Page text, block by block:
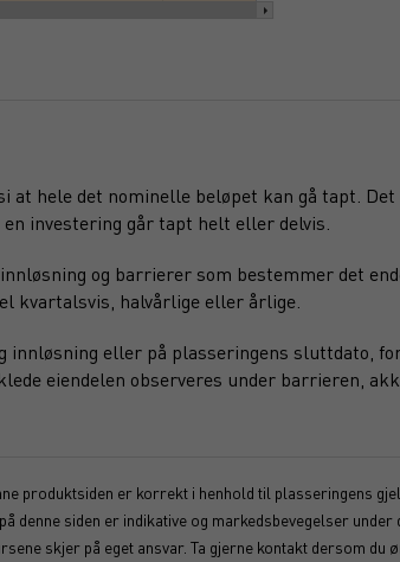
at hele det nominelle beløpet kan gå tapt.
investering går tapt helt eller delvis.
og barrierer som bestemmer det
kvartalsvis, halvårlige eller årlige.
eller på plasseringens sluttdato,
eiendelen observeres under barrieren,
produktsiden er korrekt i henhold til plasseringens
denne siden er indikative og markedsbevegelser
skjer på eget ansvar. Ta gjerne kontakt dersom